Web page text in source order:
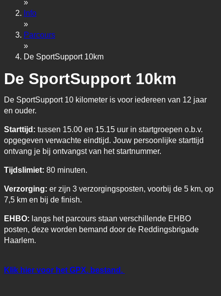
»
Info
»
Parcours
»
De SportSupport 10km
De SportSupport 10km
De SportSupport 10 kilometer is voor iedereen van 12 jaar
en ouder.
Starttijd: tussen 15.00 en 15.15 uur in startgroepen o.b.v.
opgegeven verwachte eindtijd. Jouw persoonlijke starttijd
ontvang je bij ontvangst van het startnummer.
Tijdslimiet: 80 minuten.
Verzorging: er zijn 3 verzorgingsposten, voorbij de 5 km, op
7,5 km en bij de finish.
EHBO: langs het parcours staan verschillende EHBO
posten, deze worden bemand door de Reddingsbrigade
Haarlem.
Klik hier voor het GPX. bestand.